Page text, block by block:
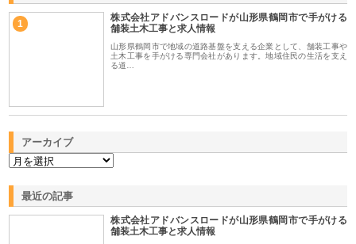
1
株式会社アドバンスロードが山形県鶴岡市で手がける
舗装土木工事と求人情報
山形県鶴岡市で地域の道路基盤を支える企業として、舗装工事や
土木工事を手がける専門会社があります。地域住民の生活を支え
る道…
アーカイブ
最近の記事
株式会社アドバンスロードが山形県鶴岡市で手がける
舗装土木工事と求人情報